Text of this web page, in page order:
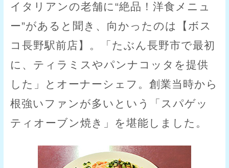
イタリアンの老舗に“絶品！洋食メニュ
ー”があると聞き、向かったのは【ボス
コ長野駅前店】。「たぶん長野市で最初
に、ティラミスやパンナコッタを提供
した」とオーナーシェフ。創業当時から
根強いファンが多いという「スパゲッ
ティオーブン焼き」を堪能しました。